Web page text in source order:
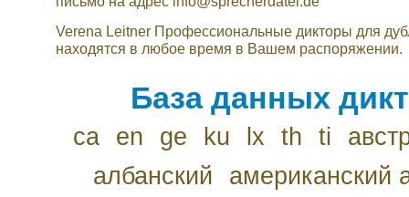
Verena Leitner Профессиональные дикторы для
находятся в любое время в Вашем распоряжении.
База данных
ca en ge ku lx th ti
албанский
американский